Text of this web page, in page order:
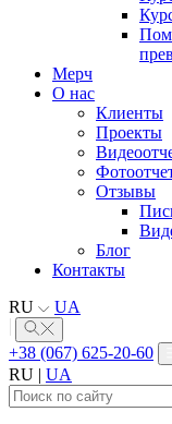
Мерч
О нас
Клиенты
Проекты
Отзывы
Блог
Контакты
RU
UA
+38 (067) 625-20-60
RU | UA
Найти: